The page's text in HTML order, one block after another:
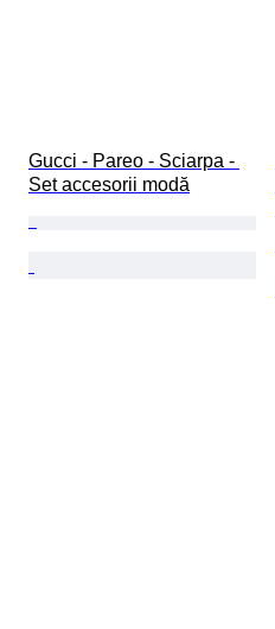
Gucci - Pareo - Sciarpa -
Set accesorii modă